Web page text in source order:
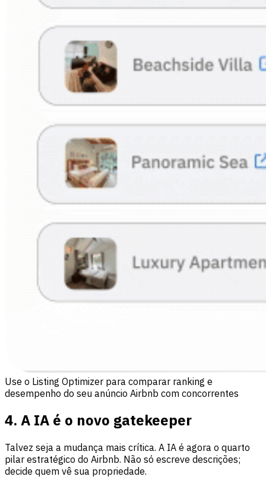
Use o Listing Optimizer para comparar ranking e
desempenho do seu anúncio Airbnb com concorrentes
4. A IA é o novo gatekeeper
Talvez seja a mudança mais crítica. A IA é agora o quarto
pilar estratégico do Airbnb. Não só escreve descrições;
decide quem vê sua propriedade.